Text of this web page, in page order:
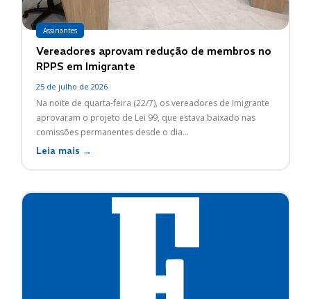
Assinantes
Vereadores aprovam redução de membros no
RPPS em Imigrante
25 de julho de 2026
Na noite de quarta-feira (22/7), os vereadores de Imigrante
aprovaram o projeto de Lei 99, que estava baixado nas
comissões permanentes desde o dia...
Leia mais →